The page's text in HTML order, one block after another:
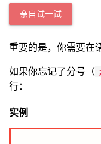
亲自试一试
重要的是，你需要在
如果你忘记了分号（ ;
行：
实例